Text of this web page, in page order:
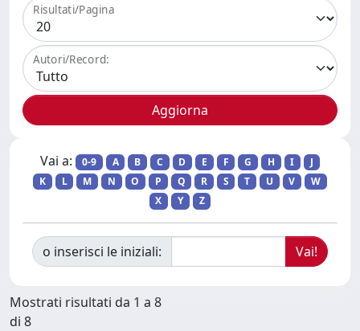
Risultati/Pagina
Autori/Record:
Vai a: 0-9 A B C D E F G H I
J
K
L M N O P Q R S T U V
W
X
Y Z
o inserisci le iniziali:
Mostrati risultati da 1 a 8
di 8